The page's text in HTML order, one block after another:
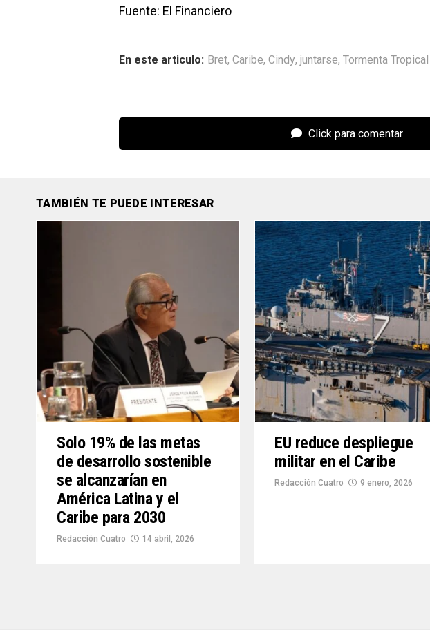
Fuente: El Financiero
En este articulo: Bret, Caribe, Cindy, juntarse, Tormenta Tropical
Click para comentar
TAMBIÉN TE PUEDE INTERESAR
Solo 19% de las metas
de desarrollo sostenible
se alcanzarían en
América Latina y el
Caribe para 2030
Redacción Cuatro 14 abril, 2026
EU reduce despliegue
militar en el Caribe
Redacción Cuatro 9 enero, 2026